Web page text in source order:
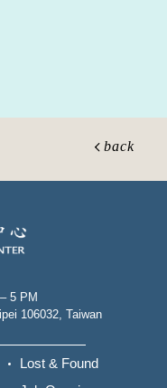
back
5 PM
106032, Taiwan
Lost & Found